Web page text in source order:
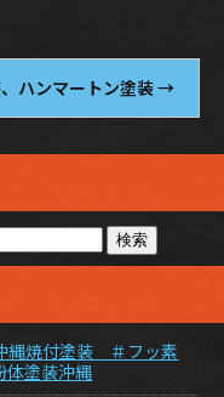
ハンマートン塗装→
塗装 ＃フッ素
塗装沖縄